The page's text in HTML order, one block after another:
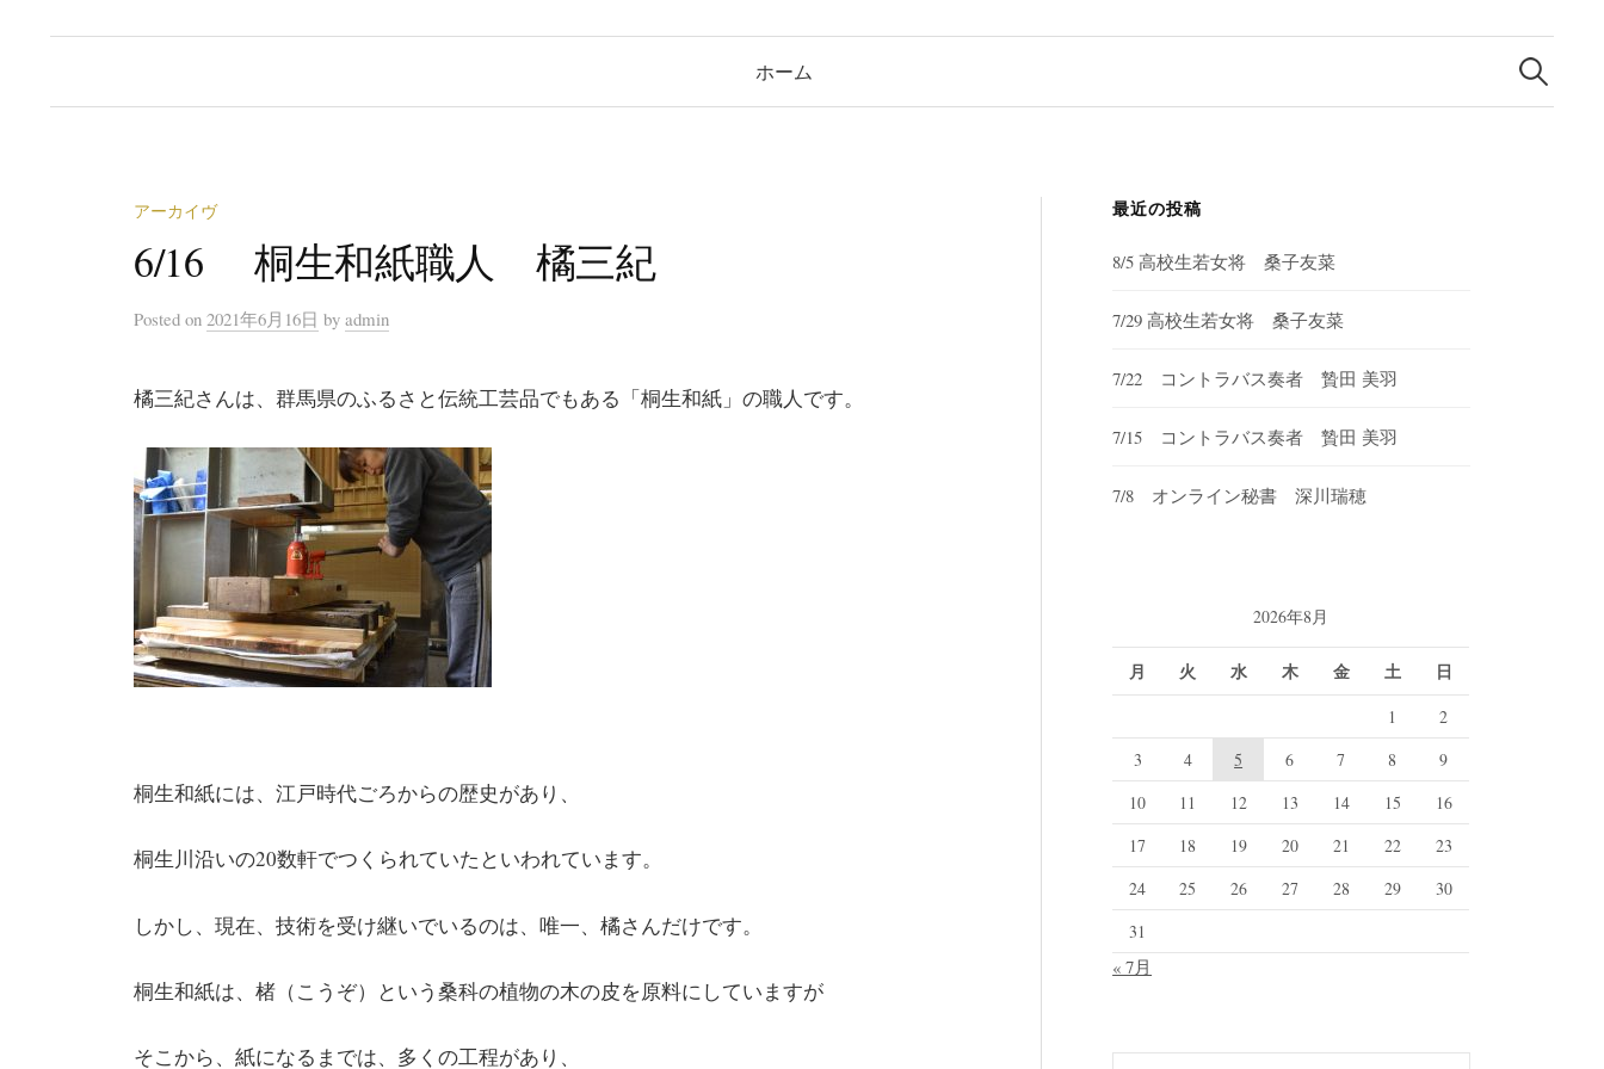
ホーム
検
索:
アーカイヴ
6/16 桐生和紙職人 橘三紀
Posted on 2021年6月16日 by admin
橘三紀さんは、群馬県のふるさと伝統工芸品でもある「桐生和紙」の職人です。
桐生和紙には、江戸時代ごろからの歴史があり、
桐生川沿いの20数軒でつくられていたといわれています。
しかし、現在、技術を受け継いでいるのは、唯一、橘さんだけです。
桐生和紙は、楮（こうぞ）という桑科の植物の木の皮を原料にしていますが
そこから、紙になるまでは、多くの工程があり、
最近の投稿
8/5 高校生若女将 桑子友菜
7/29 高校生若女将 桑子友菜
7/22 コントラバス奏者 贄田 美羽
7/15 コントラバス奏者 贄田 美羽
7/8 オンライン秘書 深川瑞穂
2026年8月
月 火 水 木 金 土 日
1
2
3
4 5 6 7 8
9
10
11 12 13 14 15
16
17
18 19 20 21 22
23
24
25 26 27 28 29
30
31
« 7月